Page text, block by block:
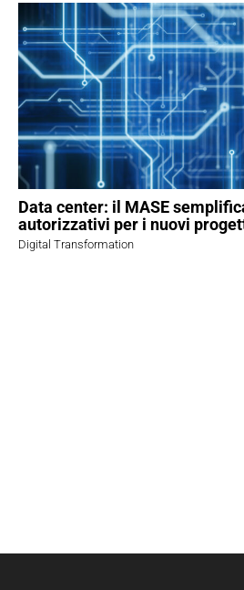
Data center: il MASE
autorizzativi per i nuovi
Digital Transformation